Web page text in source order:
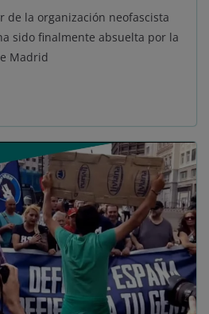
de la organización neofascista
sido finalmente absuelta por la
Madrid